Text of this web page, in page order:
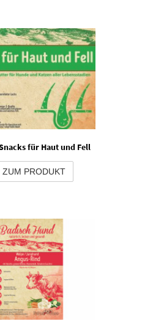
für Haut und Fell
ZUM PRODUKT